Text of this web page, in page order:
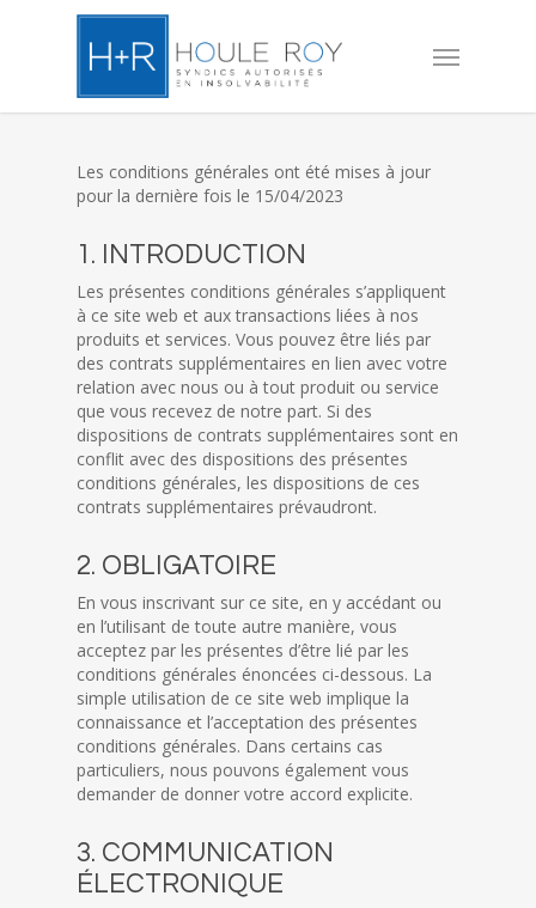
Menu
Les conditions générales ont été mises à jour
pour la dernière fois le 15/04/2023
1. INTRODUCTION
Les présentes conditions générales s’appliquent
à ce site web et aux transactions liées à nos
produits et services. Vous pouvez être liés par
des contrats supplémentaires en lien avec votre
relation avec nous ou à tout produit ou service
que vous recevez de notre part. Si des
dispositions de contrats supplémentaires sont en
conflit avec des dispositions des présentes
conditions générales, les dispositions de ces
contrats supplémentaires prévaudront.
2. OBLIGATOIRE
En vous inscrivant sur ce site, en y accédant ou
en l’utilisant de toute autre manière, vous
acceptez par les présentes d’être lié par les
conditions générales énoncées ci-dessous. La
simple utilisation de ce site web implique la
connaissance et l’acceptation des présentes
conditions générales. Dans certains cas
particuliers, nous pouvons également vous
demander de donner votre accord explicite.
3. COMMUNICATION
ÉLECTRONIQUE